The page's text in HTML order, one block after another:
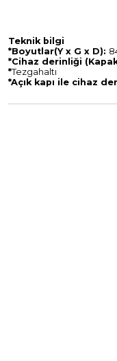
Teknik bilgi
*Boyutlar(Y x G x D):
*Cihaz derinliği
*Tezgahaltı
*Açık kapı ile cihaz